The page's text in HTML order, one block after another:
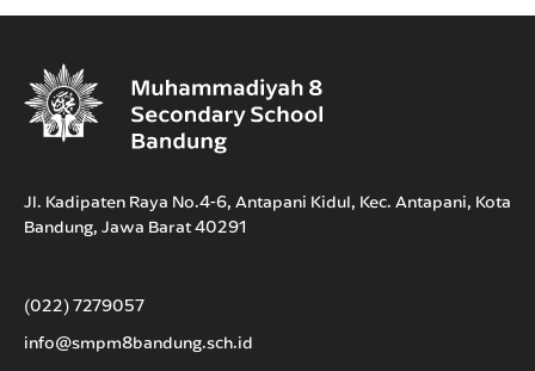
Jl. Kadipaten Raya No.4-6, Antapani Kidul, Kec. Antapani, Kota
Bandung, Jawa Barat 40291
(022) 7279057
info@smpm8bandung.sch.id